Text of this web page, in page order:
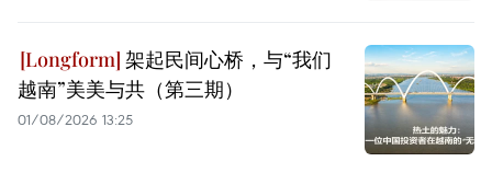
架起民间心桥，与“我们
越南”美美与共（第三期）
01/08/2026 13:25